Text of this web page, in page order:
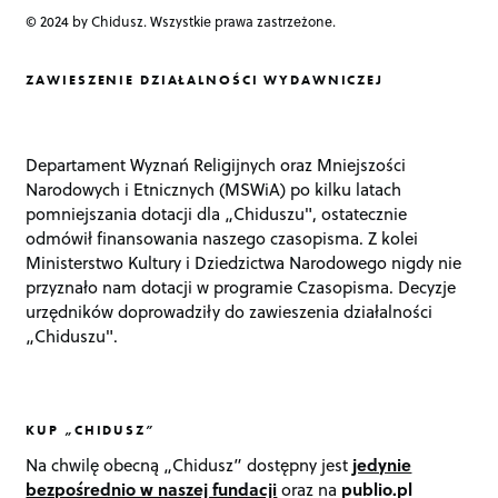
© 2024 by Chidusz. Wszystkie prawa zastrzeżone.
ZAWIESZENIE DZIAŁALNOŚCI WYDAWNICZEJ
Departament Wyznań Religijnych oraz Mniejszości
Narodowych i Etnicznych (MSWiA) po kilku latach
pomniejszania dotacji dla „Chiduszu", ostatecznie
odmówił finansowania naszego czasopisma. Z kolei
Ministerstwo Kultury i Dziedzictwa Narodowego nigdy nie
przyznało nam dotacji w programie Czasopisma. Decyzje
urzędników doprowadziły do zawieszenia działalności
„Chiduszu".
KUP „CHIDUSZ”
Na chwilę obecną „Chidusz” dostępny jest jedynie
bezpośrednio w naszej fundacjioraz na publio.pl